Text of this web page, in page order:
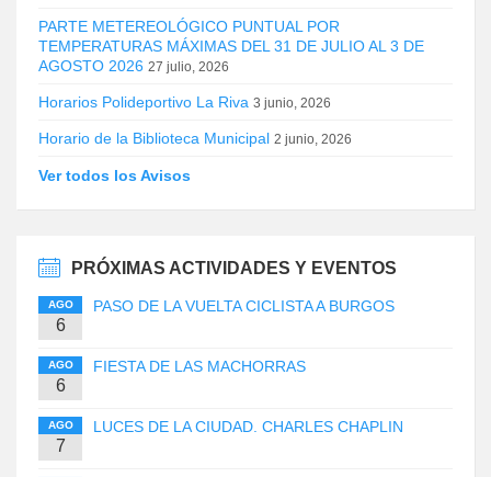
PARTE METEREOLÓGICO PUNTUAL POR
TEMPERATURAS MÁXIMAS DEL 31 DE JULIO AL 3 DE
AGOSTO 2026 27 julio, 2026
Horarios Polideportivo La Riva 3 junio, 2026
Horario de la Biblioteca Municipal 2 junio, 2026
Ver todos los Avisos
PRÓXIMAS ACTIVIDADES Y EVENTOS
AGO
6
PASO DE LA VUELTA CICLISTA A BURGOS
AGO
6
FIESTA DE LAS MACHORRAS
AGO
7
LUCES DE LA CIUDAD. CHARLES CHAPLIN